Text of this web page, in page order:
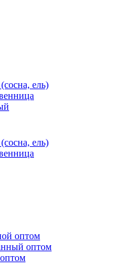
ель)
ель)
оптом
оптом